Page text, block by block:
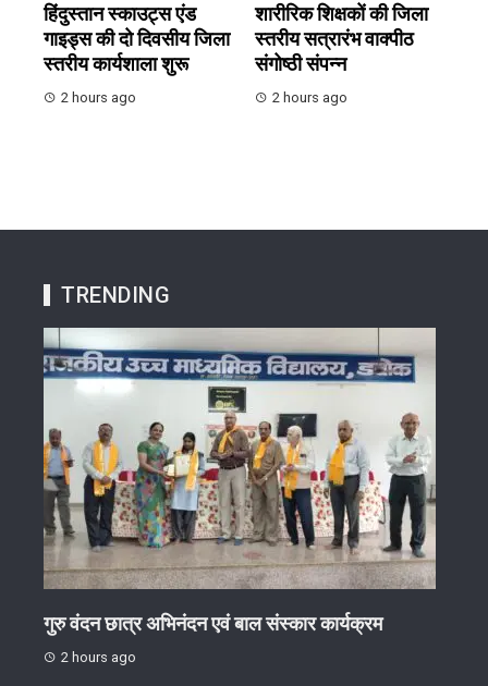
हिंदुस्तान स्काउट्स एंड
गाइड्स की दो दिवसीय जिला
स्तरीय कार्यशाला शुरू
2 hours ago
शारीरिक शिक्षकों की जिला
स्तरीय सत्रारंभ वाक्पीठ
संगोष्ठी संपन्न
2 hours ago
TRENDING
गुरु वंदन छात्र अभिनंदन एवं बाल संस्कार कार्यक्रम
2 hours ago